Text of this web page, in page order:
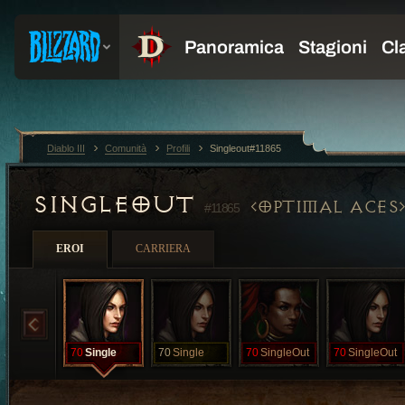
SINGLEOUT #11865 OPTIMAL ACES
EROI CARRIERA
70Single 70Single 70SingleOut 70SingleOut
Diablo III Comunità Profili Singleout#11865